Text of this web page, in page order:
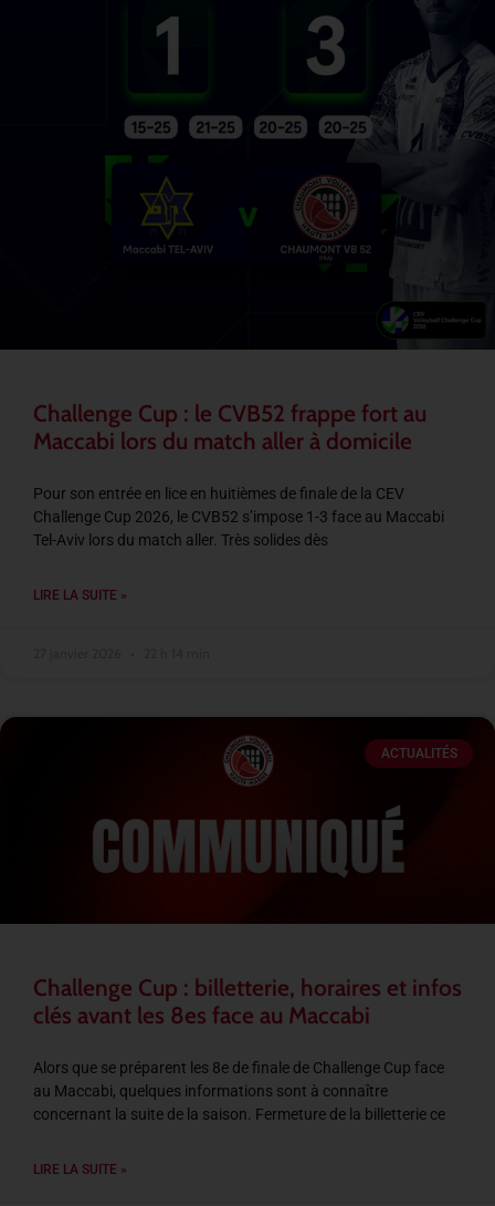
Challenge Cup : le CVB52 frappe fort au
Maccabi lors du match aller à domicile
Pour son entrée en lice en huitièmes de finale de la CEV
Challenge Cup 2026, le CVB52 s’impose 1-3 face au Maccabi
Tel-Aviv lors du match aller. Très solides dès
LIRE LA SUITE »
ACTUALITÉS
Challenge Cup : billetterie, horaires et infos
clés avant les 8es face au Maccabi
Alors que se préparent les 8e de finale de Challenge Cup face
au Maccabi, quelques informations sont à connaître
concernant la suite de la saison. Fermeture de la billetterie ce
LIRE LA SUITE »